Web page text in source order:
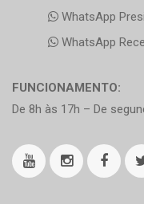
WhatsApp
WhatsApp
FUNCIONAMENTO:
De 8h às 17h – De